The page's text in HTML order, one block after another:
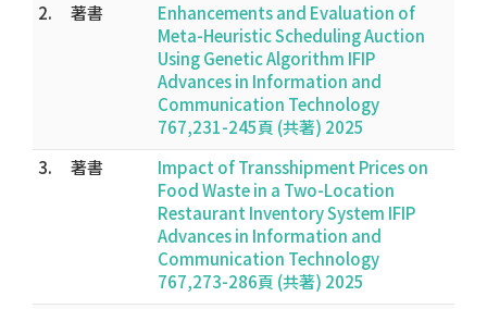
2.
著書
Enhancements and Evaluation of
Meta-Heuristic Scheduling Auction
Using Genetic Algorithm IFIP
Advances in Information and
Communication Technology
767,231-245頁 (共著) 2025
3.
著書
Impact of Transshipment Prices on
Food Waste in a Two-Location
Restaurant Inventory System IFIP
Advances in Information and
Communication Technology
767,273-286頁 (共著) 2025